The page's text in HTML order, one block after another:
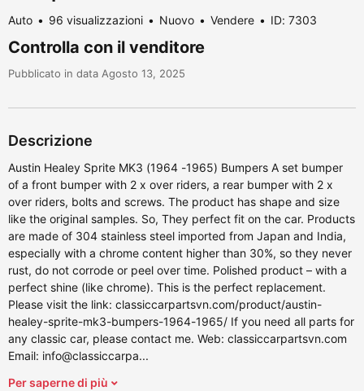
Auto 96 visualizzazioni Nuovo Vendere ID: 7303
Controlla con il venditore
Pubblicato in data Agosto 13, 2025
Descrizione
Austin Healey Sprite MK3 (1964 -1965) Bumpers A set bumper
of a front bumper with 2 x over riders, a rear bumper with 2 x
over riders, bolts and screws. The product has shape and size
like the original samples. So, They perfect fit on the car. Products
are made of 304 stainless steel imported from Japan and India,
especially with a chrome content higher than 30%, so they never
rust, do not corrode or peel over time. Polished product – with a
perfect shine (like chrome). This is the perfect replacement.
Please visit the link: classiccarpartsvn.com/product/austin-
healey-sprite-mk3-bumpers-1964-1965/ If you need all parts for
any classic car, please contact me. Web: classiccarpartsvn.com
Email: info@classiccarpa...
Per saperne di più